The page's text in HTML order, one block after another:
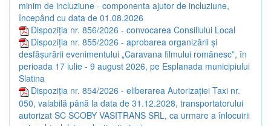
minim de incluziune - componenta ajutor de incluziune,
începând cu data de 01.08.2026
Dispoziția nr. 856/2026 - convocarea Consiliului Local
Dispoziția nr. 855/2026 - aprobarea organizării și
desfășurării evenimentului „Caravana filmului românesc”, în
perioada 17 iulie - 9 august 2026, pe Esplanada municipiului
Slatina
Dispoziția nr. 854/2026 - eliberarea Autorizației Taxi nr.
050, valabilă până la data de 31.12.2028, transportatorului
autorizat SC SCOBY VASITRANS SRL, ca urmare a înlocuirii